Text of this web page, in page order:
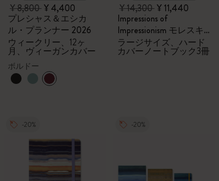
¥ 8,800¥ 4,400
プレシャス＆エシカ
ル・プランナー 2026
ウィークリー、12ヶ
月、ヴィーガンカバー
ボルドー
¥ 14,300¥ 11,440
Impressions of
Impressionism モレスキ
ン会員限定の特別セッ
ト - ノートブック
ラージサイズ、ハード
カバーノートブック3冊
-20% -20%